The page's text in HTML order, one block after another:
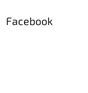
Facebook